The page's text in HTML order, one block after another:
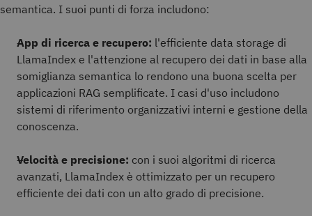
semantica. I suoi punti di forza includono:
App di ricerca e recupero: l'efficiente data storage di
LlamaIndex e l'attenzione al recupero dei dati in base alla
somiglianza semantica lo rendono una buona scelta per
applicazioni RAG semplificate. I casi d'uso includono
sistemi di riferimento organizzativi interni e gestione della
conoscenza.
Velocità e precisione: con i suoi algoritmi di ricerca
avanzati, LlamaIndex è ottimizzato per un recupero
efficiente dei dati con un alto grado di precisione.